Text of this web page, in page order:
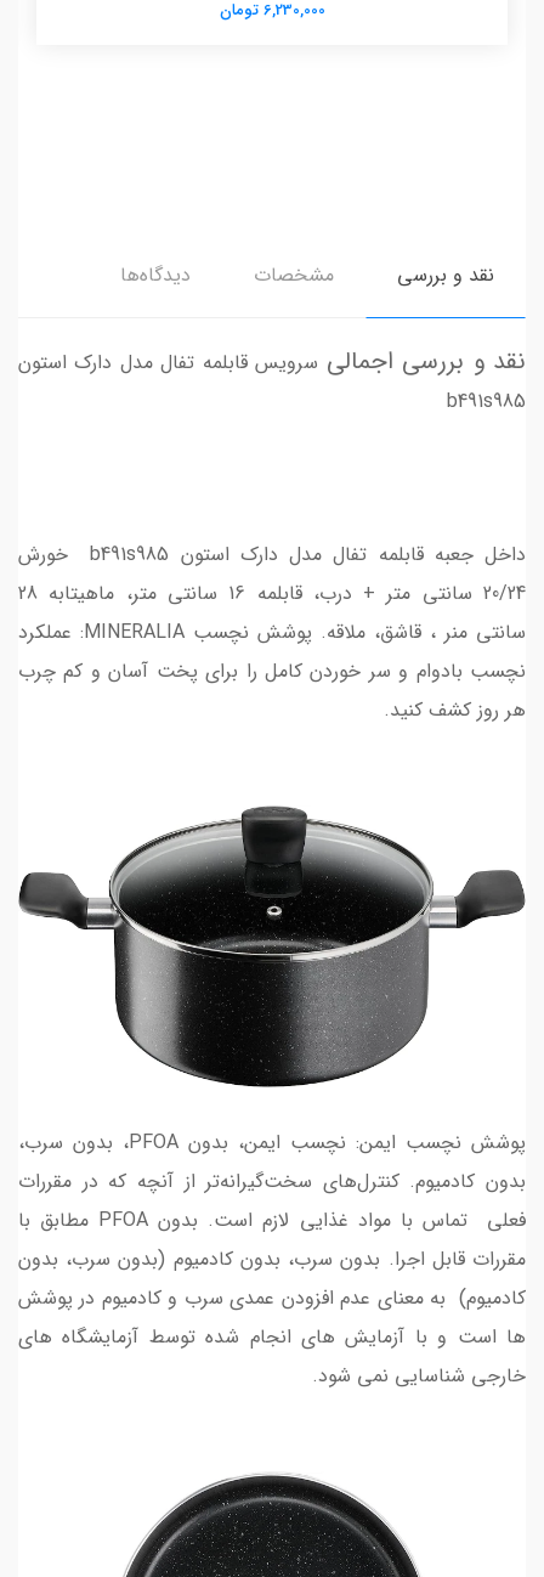
6,230,000 تومان
نقد و بررسی مشخصات دیدگاه‌ها
نقد و بررسی اجمالی سرویس قابلمه تفال مدل دارک استون
b491s985
داخل جعبه قابلمه تفال مدل دارک استون b491s985 خورش
20/24 سانتی متر + درب، قابلمه 16 سانتی متر، ماهیتابه 28
سانتی منر ، قاشق، ملاقه. پوشش نچسب MINERALIA: عملکرد
نچسب بادوام و سر خوردن کامل را برای پخت آسان و کم چرب
هر روز کشف کنید.
پوشش نچسب ایمن: نچسب ایمن، بدون PFOA، بدون سرب،
بدون کادمیوم. کنترل‌های سخت‌گیرانه‌تر از آنچه که در مقررات
فعلی تماس با مواد غذایی لازم است. بدون PFOA مطابق با
مقررات قابل اجرا. بدون سرب، بدون کادمیوم (بدون سرب، بدون
کادمیوم) به معنای عدم افزودن عمدی سرب و کادمیوم در پوشش
ها است و با آزمایش های انجام شده توسط آزمایشگاه های
خارجی شناسایی نمی شود.